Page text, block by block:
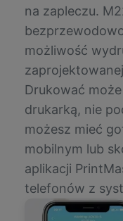
na zapleczu.
możliwość
Drukować
drukarką, nie
możesz mieć
mobilnym lub
aplikacji
telefonów z